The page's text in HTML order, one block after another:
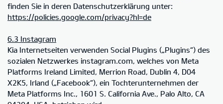
finden Sie in deren Datenschutzerklärung unter:
https://policies.google.com/privacy?hl=de
6.3 Instagram
Kia Internetseiten verwenden Social Plugins („Plugins“) des
sozialen Netzwerkes instagram.com, welches von Meta
Platforms Ireland Limited, Merrion Road, Dublin 4, D04
X2K5, Irland („Facebook“), ein Tochterunternehmen der
Meta Platforms Inc., 1601 S. California Ave., Palo Alto, CA